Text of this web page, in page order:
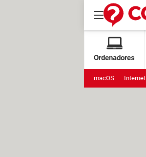
Ordenadores
macOS Internet